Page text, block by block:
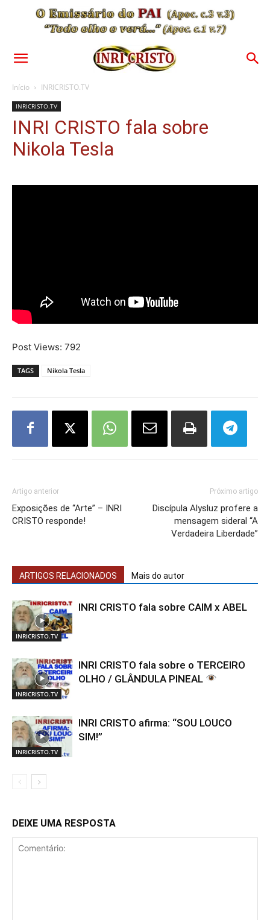
Início INRICRISTO.TV
INRICRISTO.TV
INRI CRISTO fala sobre
Nikola Tesla
Post Views: 792
TAGS Nikola Tesla
Artigo anterior
Exposições de “Arte” – INRI
CRISTO responde!
Próximo artigo
Discípula Alysluz profere a
mensagem sideral “A
Verdadeira Liberdade”
ARTIGOS RELACIONADOS Mais do autor
INRICRISTO.TV
INRI CRISTO fala sobre CAIM x ABEL
INRICRISTO.TV
INRI CRISTO fala sobre o TERCEIRO
OLHO / GLÂNDULA PINEAL
INRICRISTO.TV
INRI CRISTO afirma: “SOU LOUCO
SIM!”
DEIXE UMA RESPOSTA